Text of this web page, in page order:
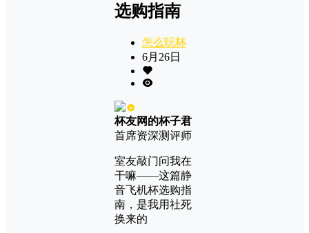
选购指南
怎么玩杯
6月26日
杯友网的杯子君
首席资深测评师
室友敲门问我在
干嘛——这篇静
音飞机杯选购指
南，是我用社死
换来的